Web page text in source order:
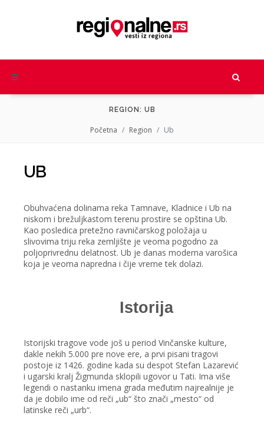
REGION: UB
Početna Region Ub
UB
Obuhvaćena dolinama reka Tamnave, Kladnice i Ub na
niskom i brežuljkastom terenu prostire se opština Ub.
Kao posledica pretežno ravničarskog položaja u
slivovima triju reka zemljište je veoma pogodno za
poljoprivrednu delatnost. Ub je danas moderna varošica
koja je veoma napredna i čije vreme tek dolazi.
Istorija
Istorijski tragove vode još u period Vinčanske kulture,
dakle nekih 5.000 pre nove ere, a prvi pisani tragovi
postoje iz 1426. godine kada su despot Stefan Lazarević
i ugarski kralj Žigmunda sklopili ugovor u Tati. Ima više
legendi o nastanku imena grada međutim najrealnije je
da je dobilo ime od reči „ub“ što znači „mesto“ od
latinske reči „urb“.